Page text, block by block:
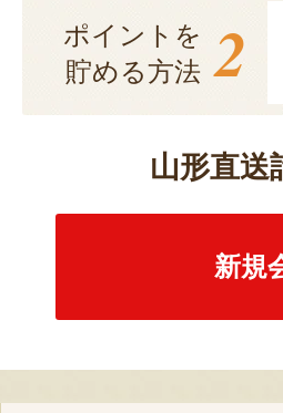
ポイントを
貯める方法 2
山形直送
新規